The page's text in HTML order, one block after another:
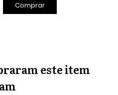
Comprar
este item